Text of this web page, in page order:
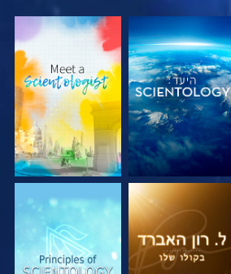
בדוק את הסדרה בדוק את הסדרה